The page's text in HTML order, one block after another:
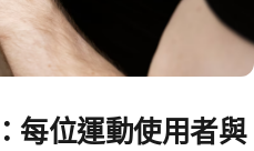
每位運動使用者與